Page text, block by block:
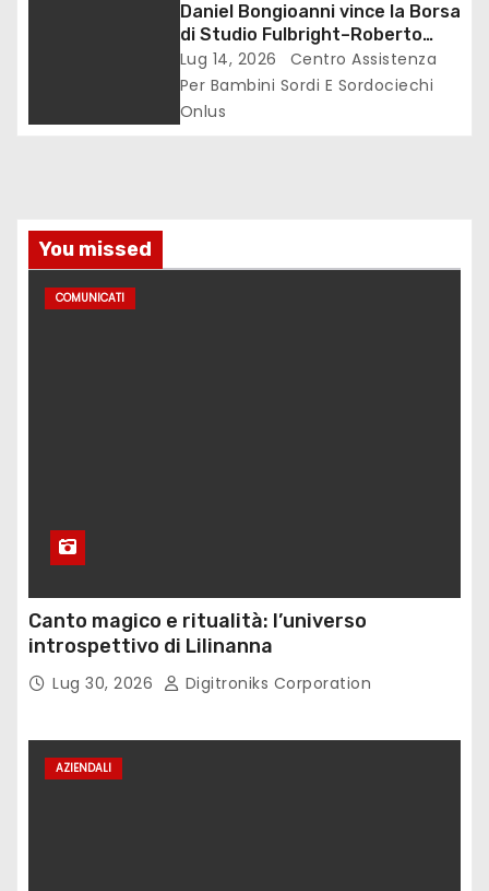
Daniel Bongioanni vince la Borsa
di Studio Fulbright–Roberto
Wirth 2026
Lug 14, 2026
Centro Assistenza
Per Bambini Sordi E Sordociechi
Onlus
You missed
COMUNICATI
Canto magico e ritualità: l’universo
introspettivo di Lilinanna
Lug 30, 2026 Digitroniks Corporation
AZIENDALI